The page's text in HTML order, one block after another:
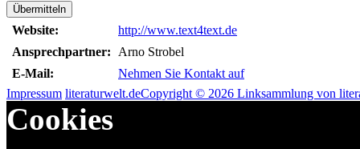
Übermitteln
Website:
http://www.text4text.de
Ansprechpartner:
Arno Strobel
E-Mail:
Nehmen Sie Kontakt auf
Impressum literaturwelt.deCopyright © 2026 Linksammlung von
Cookies